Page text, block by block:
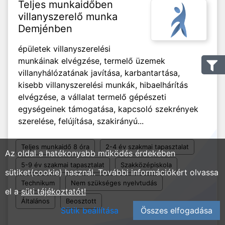
Teljes munkaidőben
villanyszerelő munka
Demjénben
épületek villanyszerelési
munkáinak elvégzése, termelő üzemek
villanyhálózatának javítása, karbantartása,
kisebb villanyszerelési munkák, hibaelhárítás
elvégzése, a vállalat termelő gépészeti
egységeinek támogatása, kapcsoló szekrények
szerelése, felújítása, szakirányú...
Teljes munkaidő 8 óra 2-4 év szakmai tapasztalat
5-9 év szakmai tapasztalat Szakközépiskola
Technikum Nem szükséges nyelvtudás
Általános Beosztott
Az oldal a hatékonyabb működés érdekében
sütiket(cookie) használ. További információkért olvassa
el asüti tájékoztatót!
Sütik beállítása
Összes elfogadása